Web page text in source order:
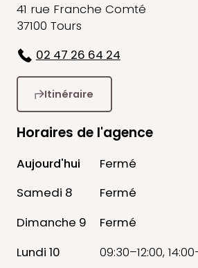
41 rue Franche Comté
37100 Tours
02 47 26 64 24
Itinéraire
Horaires de l'agence
Aujourd'hui
Fermé
Samedi 8
Fermé
Dimanche 9
Fermé
Lundi 10
09:30–12:00,